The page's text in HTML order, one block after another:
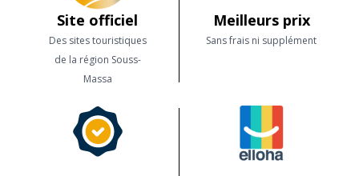
Site officiel
Des sites touristiques
de la région Souss-
Massa
Meilleurs prix
Sans frais ni supplément